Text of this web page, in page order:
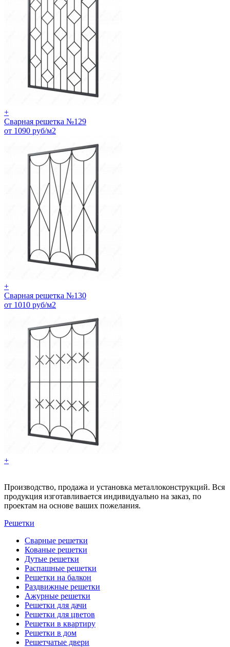
+
Сварная решетка №129
от 1090 руб/м2
+
Сварная решетка №130
от 1010 руб/м2
+
Производство, продажа и установка металлоконструкций. Вся
продукция изготавливается индивидуально на заказ, по
проектам на основе ваших пожелания.
Решетки
Сварные решетки
Кованые решетки
Дутые решетки
Распашные решетки
Решетки на балкон
Раздвижные решетки
Ажурные решетки
Решетки для дачи
Решетки для цветов
Решетки в квартиру
Решетки в дом
Решетчатые двери